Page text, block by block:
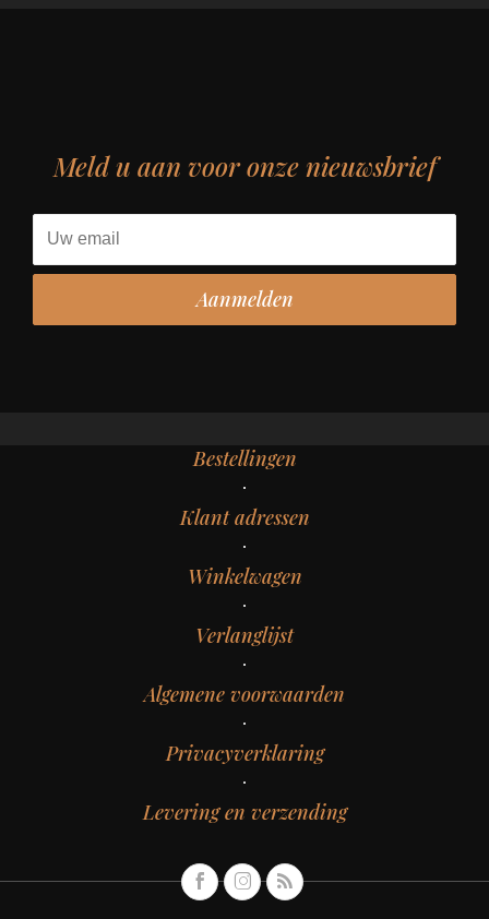
Meld u aan voor onze nieuwsbrief
Bestellingen
Klant adressen
Winkelwagen
Verlanglijst
Algemene voorwaarden
Privacyverklaring
Levering en verzending